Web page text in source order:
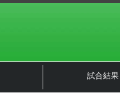
試合結果